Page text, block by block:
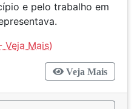
e pelo trabalho em
Veja Mais